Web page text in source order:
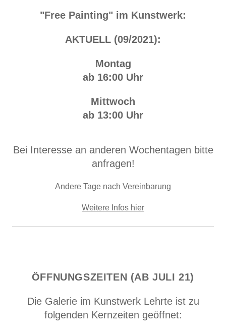
"Free Painting" im Kunstwerk:
AKTUELL (09/2021):
Montag
ab 16:00 Uhr
Mittwoch
ab 13:00 Uhr
Bei Interesse an anderen Wochentagen bitte
anfragen!
Andere Tage nach Vereinbarung
Weitere Infos hier
ÖFFNUNGSZEITEN (AB JULI 21)
Die Galerie im Kunstwerk Lehrte ist zu
folgenden Kernzeiten geöffnet: